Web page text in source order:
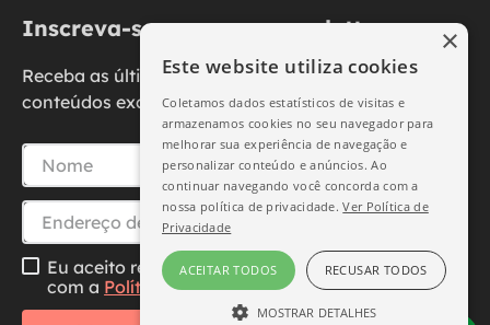
Inscreva-se na nossa newsletter
Receba as últimas novidades, promoções e
conteúdos exclusivos diretamente no seu e-mail.
Eu aceito receber essa newsletter, li e concordo
com a Política de Privacidade
Este website utiliza cookies
Coletamos dados estatísticos de visitas e
armazenamos cookies no seu navegador para
melhorar sua experiência de navegação e
personalizar conteúdo e anúncios. Ao
continuar navegando você concorda com a
nossa política de privacidade.Ver Política de
Privacidade
ACEITAR TODOS RECUSAR TODOS
MOSTRAR DETALHES
×